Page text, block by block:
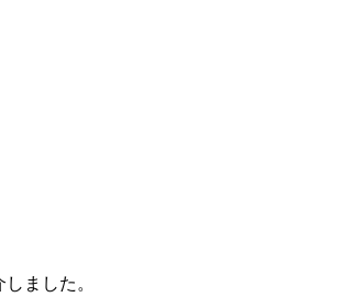
しました。